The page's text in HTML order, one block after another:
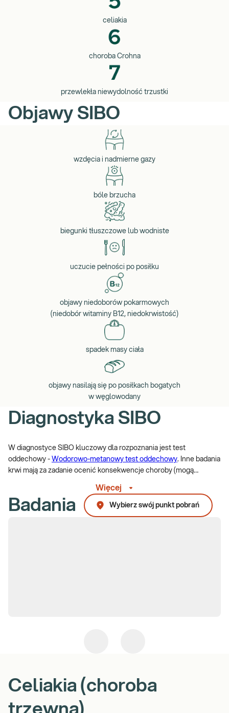
celiakia
choroba Crohna
przewlekła niewydolność trzustki
Objawy SIBO
wzdęcia i nadmierne gazy
bóle brzucha
biegunki tłuszczowe lub wodniste
uczucie pełności po posiłku
objawy niedoborów pokarmowych
(niedobór witaminy B12, niedokrwistość)
spadek masy ciała
objawy nasilają się po posiłkach bogatych
w węglowodany
Diagnostyka SIBO
W diagnostyce SIBO kluczowy dla rozpoznania jest test
oddechowy - Wodorowo-metanowy test oddechowy. Inne badania
krwi mają za zadanie ocenić konsekwencje choroby (mogą
innych witamin i mikroelementów).
Więcej
Badania Wybierz swój punkt pobrań
Celiakia (choroba